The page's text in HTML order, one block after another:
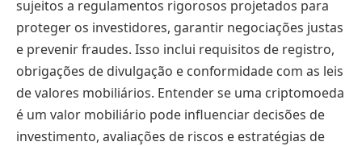
sujeitos a regulamentos rigorosos projetados para
proteger os investidores, garantir negociações justas
e prevenir fraudes. Isso inclui requisitos de registro,
obrigações de divulgação e conformidade com as leis
de valores mobiliários. Entender se uma criptomoeda
é um valor mobiliário pode influenciar decisões de
investimento, avaliações de riscos e estratégias de